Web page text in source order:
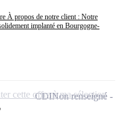
À propos de notre client : Notre
implanté en Bourgogne-
CDINon renseigné
cette offre à ma sélection